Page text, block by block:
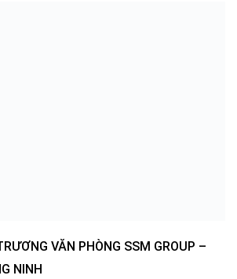
VĂN PHÒNG SSM GROUP –
NINH